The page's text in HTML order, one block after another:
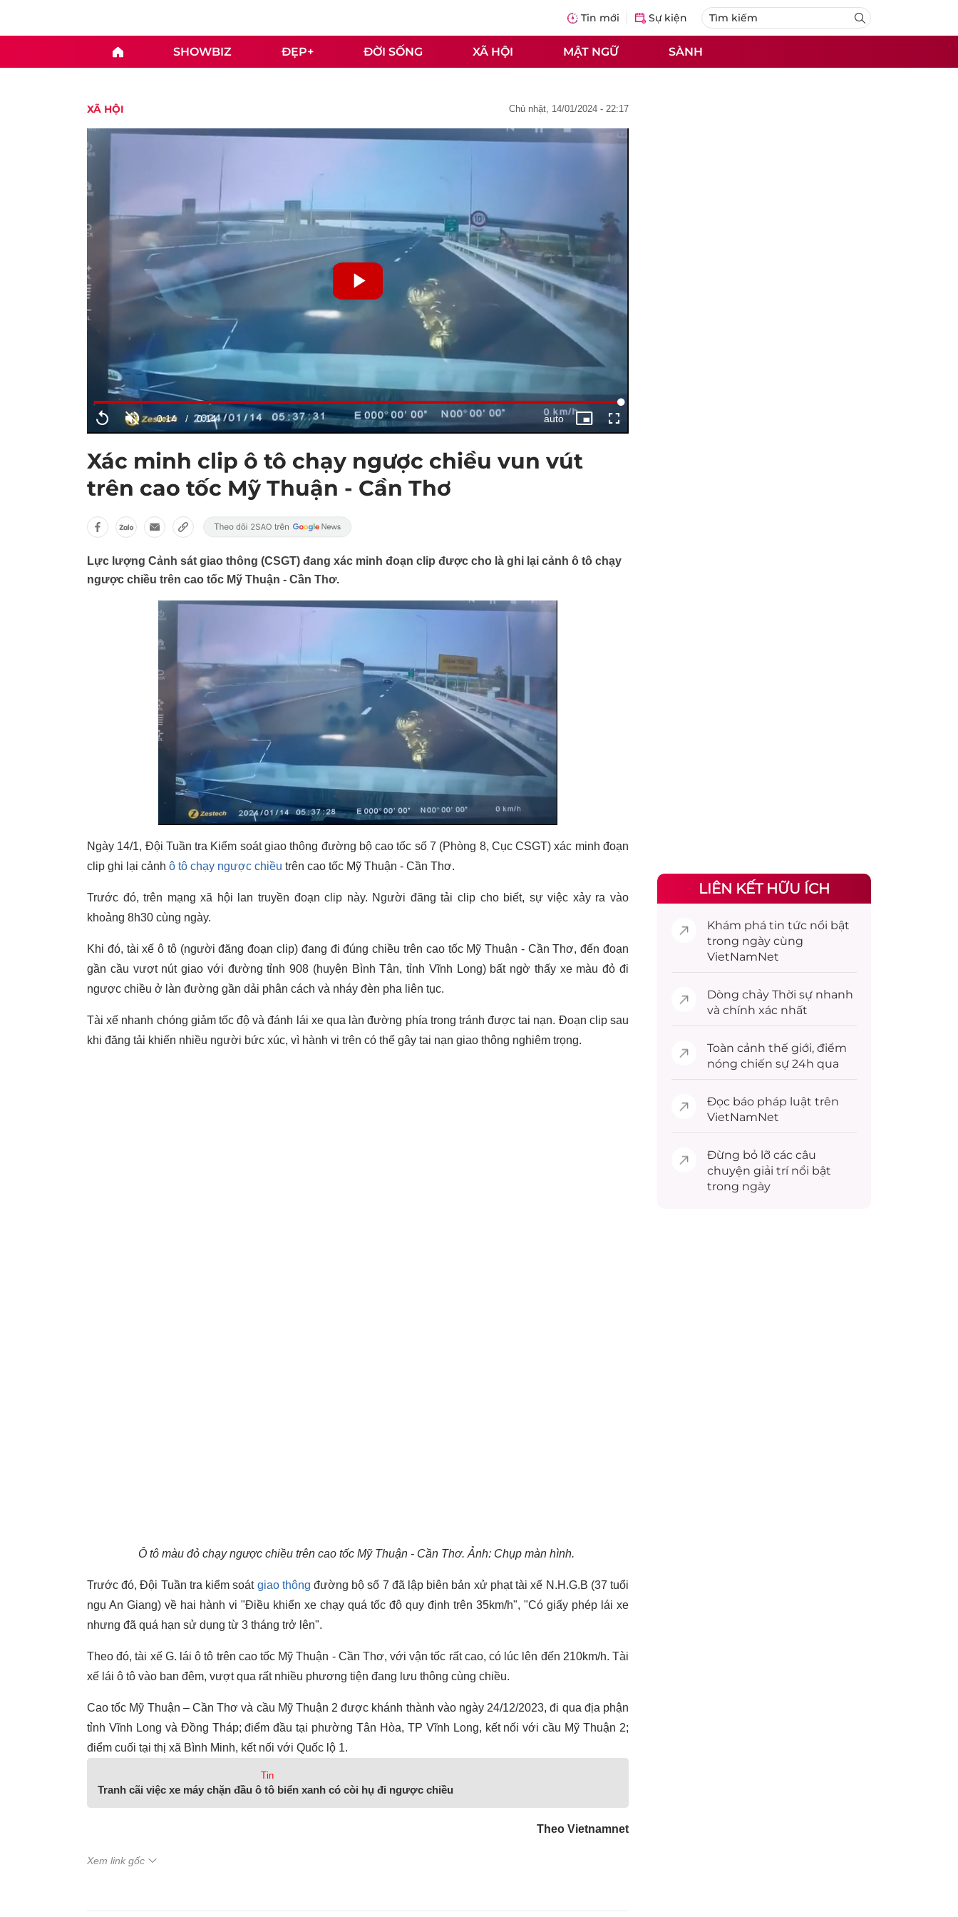
Tin mới Sự kiện
SHOWBIZ ĐẸP+ ĐỜI SỐNG XÃ HỘI MẬT NGỮ SÀNH
XÃ HỘI chủ nhật, 14/01/2024 - 22:17
Xác minh clip ô tô chạy ngược chiều vun vút
trên cao tốc Mỹ Thuận - Cần Thơ
Lực lượng Cảnh sát giao thông (CSGT) đang xác minh đoạn clip được cho là ghi lại cảnh ô tô chạy
ngược chiều trên cao tốc Mỹ Thuận - Cần Thơ.
Ngày 14/1, Đội Tuần tra Kiểm soát giao thông đường bộ cao tốc số 7 (Phòng 8, Cục CSGT) xác minh đoạn
clip ghi lại cảnh ô tô chạy ngược chiều trên cao tốc Mỹ Thuận - Cần Thơ.
Trước đó, trên mạng xã hội lan truyền đoạn clip này. Người đăng tải clip cho biết, sự việc xảy ra vào
khoảng 8h30 cùng ngày.
Khi đó, tài xế ô tô (người đăng đoạn clip) đang đi đúng chiều trên cao tốc Mỹ Thuận - Cần Thơ, đến đoạn
gần cầu vượt nút giao với đường tỉnh 908 (huyện Bình Tân, tỉnh Vĩnh Long) bất ngờ thấy xe màu đỏ đi
ngược chiều ở làn đường gần dải phân cách và nháy đèn pha liên tục.
Tài xế nhanh chóng giảm tốc độ và đánh lái xe qua làn đường phía trong tránh được tai nạn. Đoạn clip sau
khi đăng tải khiến nhiều người bức xúc, vì hành vi trên có thể gây tai nạn giao thông nghiêm trọng.
Ô tô màu đỏ chạy ngược chiều trên cao tốc Mỹ Thuận - Cần Thơ. Ảnh: Chụp màn hình.
Trước đó, Đội Tuần tra kiểm soát giao thông đường bộ số 7 đã lập biên bản xử phạt tài xế N.H.G.B (37 tuổi
ngụ An Giang) về hai hành vi "Điều khiển xe chạy quá tốc độ quy định trên 35km/h", "Có giấy phép lái xe
nhưng đã quá hạn sử dụng từ 3 tháng trở lên".
Theo đó, tài xế G. lái ô tô trên cao tốc Mỹ Thuận - Cần Thơ, với vận tốc rất cao, có lúc lên đến 210km/h. Tài
xế lái ô tô vào ban đêm, vượt qua rất nhiều phương tiện đang lưu thông cùng chiều.
Cao tốc Mỹ Thuận – Cần Thơ và cầu Mỹ Thuận 2 được khánh thành vào ngày 24/12/2023, đi qua địa phận
tỉnh Vĩnh Long và Đồng Tháp; điểm đầu tại phường Tân Hòa, TP Vĩnh Long, kết nối với cầu Mỹ Thuận 2;
điểm cuối tại thị xã Bình Minh, kết nối với Quốc lộ 1.
Tin
Tranh cãi việc xe máy chặn đầu ô tô biển xanh có còi hụ đi ngược chiều
Theo Vietnamnet
Xem link gốc
LIÊN KẾT HỮU ÍCH
Khám phá tin tức nổi bật
trong ngày cùng
VietNamNet
Dòng chảy Thời sự nhanh
và chính xác nhất
Toàn cảnh thế giới, điểm
nóng chiến sự 24h qua
Đọc báo pháp luật trên
VietNamNet
Đừng bỏ lỡ các câu
chuyện giải trínổi bật
trong ngày